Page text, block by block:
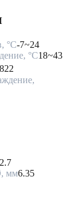
°C-7~24
°C18~43
822
мм6.35